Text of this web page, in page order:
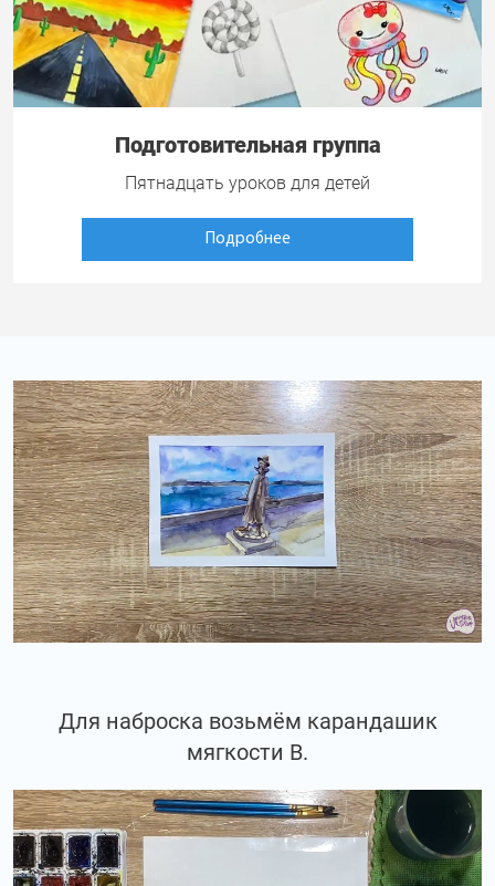
Подготовительная группа
Пятнадцать уроков для детей
Подробнее
Для наброска возьмём карандашик
мягкости В.